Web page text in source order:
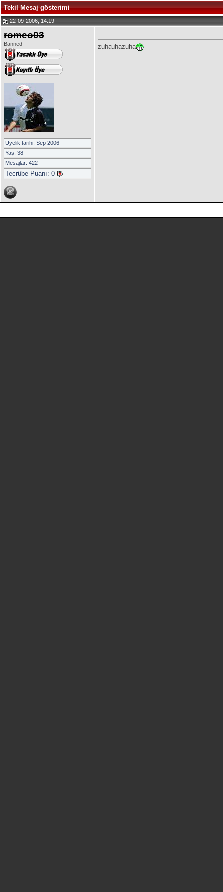
Tekil Mesaj gösterimi
22-09-2006, 14:19
romeo03
Banned
Üyelik tarihi: Sep 2006
Yaş: 38
Mesajlar: 422
Tecrübe Puanı: 0
zuhauhazuha